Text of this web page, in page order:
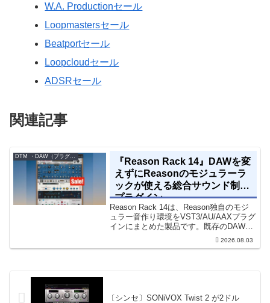
W.A. Productionセール
Loopmastersセール
Beatportセール
Loopcloudセール
ADSRセール
関連記事
DTM ・DAW（プラグイン、シンセなど）のセール情報
『Reason Rack 14』DAWを変
えずにReasonのモジュラーラ
ックが使える総合サウンド制作
プラグイン
Reason Rack 14は、Reason独自のモジ
ュラー音作り環境をVST3/AU/AAXプラグ
インにまとめた製品です。既存のDAWを
乗り換えることなく、68種類のシンセや
エフェクト、CV配線をそのままトラック
2026.08.03
〔シンセ〕SONiVOX Twist 2 が2ドル